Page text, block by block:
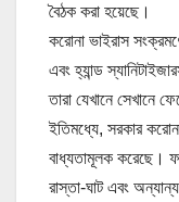
বৈঠক করা হয়েছে।
করোনা ভাইরাস
এবং হ্যান্ড
তারা যেখানে সেখানে
ইতিমধ্যে, সরকার
বাধ্যতামূলক করেছে।
রাস্তা-ঘাট এবং